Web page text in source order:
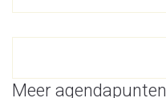
Meer agendapunten